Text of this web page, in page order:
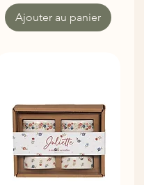
Ajouter au panier